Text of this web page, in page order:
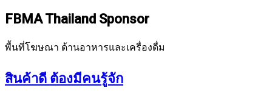
FBMA Thailand Sponsor
พื้นที่โฆษณา ด้านอาหารและเครื่องดื่ม
สินค้าดี ต้องมีคนรู้จัก